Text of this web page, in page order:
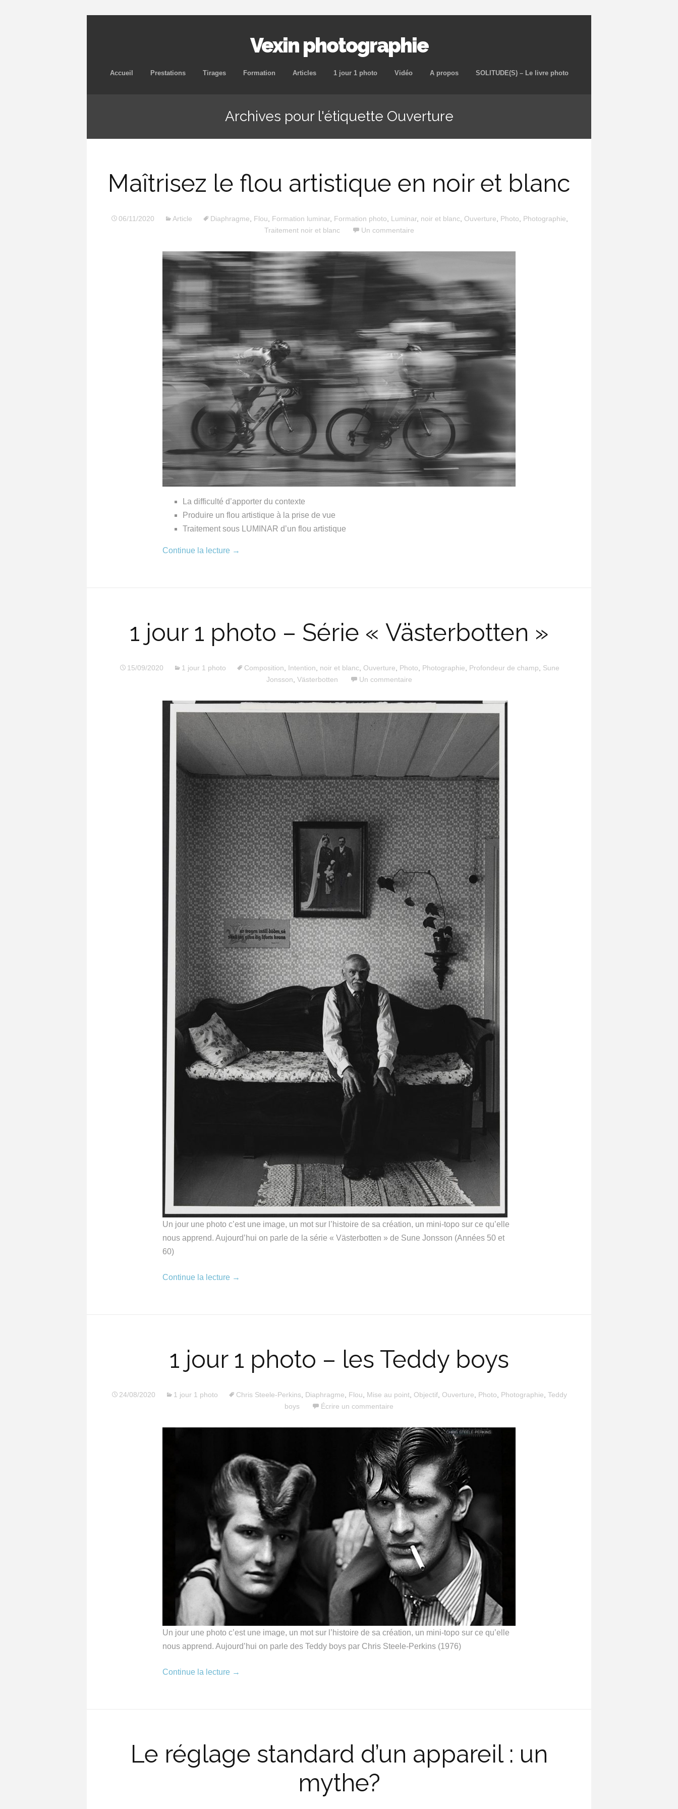
Vexin photographie
Aller
principal
Accueil Prestations Tirages Formation Articles 1 jour 1 photo Vidéo A propos SOLITUDE(S) – Le livre photo
Archives pour l'étiquette Ouverture
Maîtrisez le flou artistique en noir et blanc
06/11/2020 Article Diaphragme Flou Formation luminar, Formation photo Luminar, noir et blanc, Ouverture Photo Photographie
Traitement noir et blanc
Un commentaire
La difficulté d’apporter du contexte
Produire un flou artistique à la prise de vue
Traitement sous LUMINAR d’un flou artistique
Continue la lecture →
1 jour 1 photo – Série « Västerbotten »
15/09/2020 1 jour 1 photo Composition Intention noir et blanc, Ouverture Photo Photographie Profondeur de champ
Sune
Jonsson Västerbotten Un commentaire
Un jour une photo c’est une image, un mot sur l’histoire de sa création, un mini-topo sur ce qu’elle
nous apprend. Aujourd’hui on parle de la série « Västerbotten » de Sune Jonsson (Années 50 et
60)
Continue la lecture →
1 jour 1 photo – les Teddy boys
24/08/2020 1 jour 1 photo Chris Steele-Perkins Diaphragme Flou Mise au point Objectif Ouverture Photo Photographie Teddy
boys
Écrire un commentaire
Un jour une photo c’est une image, un mot sur l’histoire de sa création, un mini-topo sur ce qu’elle
nous apprend. Aujourd’hui on parle des Teddy boys par Chris Steele-Perkins (1976)
Continue la lecture →
Le réglage standard d’un appareil : un
mythe?